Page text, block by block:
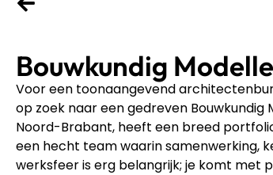
Bouwkundig
Voor een toonaangevend
op zoek naar een gedreven
Noord-Brabant, heeft een breed
een hecht team waarin samenwerking,
werksfeer is erg belangrijk; je komt met